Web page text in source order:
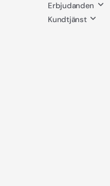
Erbjudanden
Kundtjänst